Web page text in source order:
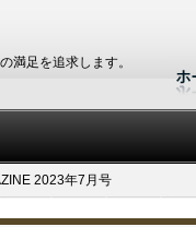
満足を追求します。
2023年7月号